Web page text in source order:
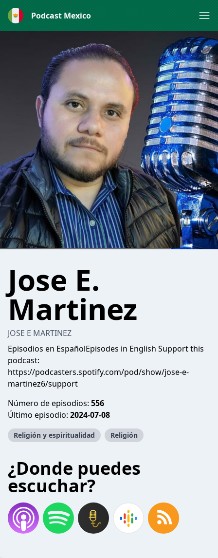
Podcast Mexico
Jose E.
Martinez
JOSE E MARTINEZ
Episodios en EspañolEpisodes in English Support this
podcast:
https://podcasters.spotify.com/pod/show/jose-e-
martinez6/support
Número de episodios: 556
Último episodio: 2024-07-08
Religión y espiritualidad Religión
¿Donde puedes
escuchar?